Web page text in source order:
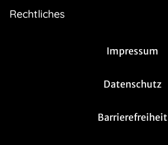
Rechtliches
Impressum
Datenschutz
Barrierefreiheit